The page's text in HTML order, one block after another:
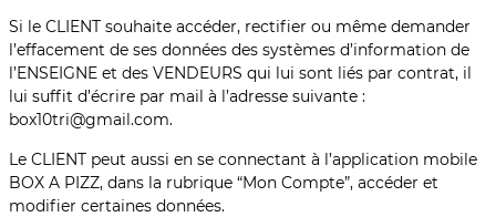
Si le CLIENT souhaite accéder, rectifier ou même demander
l’effacement de ses données des systèmes d’information de
l’ENSEIGNE et des VENDEURS qui lui sont liés par contrat, il
lui suffit d’écrire par mail à l’adresse suivante :
box10tri@gmail.com.
Le CLIENT peut aussi en se connectant à l’application mobile
BOX A PIZZ, dans la rubrique “Mon Compte”, accéder et
modifier certaines données.